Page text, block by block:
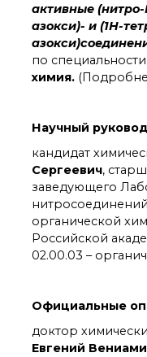
Института
органической химии
РАН (ЦКП ИОХ РАН)
Библиотека
Инфоресурсы
Документы
Основные
направления
деятельности
Важнейшие
достижения
химии
Искусственный
интеллект (ИИ)
активные
азокси)- и (1Н-
по специальности
химия.
Научный
кандидат
Сергеевич,
заведующего
органической
Российской
02.00.03 –
Официальные
доктор
Евгений